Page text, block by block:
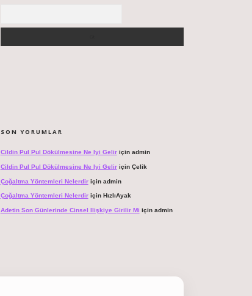
SON YORUMLAR
Cildin Pul Pul Dökülmesine Ne Iyi Geliriçin admin
Cildin Pul Pul Dökülmesine Ne Iyi Geliriçin Çelik
Çoğaltma Yöntemleri Nelerdiriçin admin
Çoğaltma Yöntemleri Nelerdiriçin HızlıAyak
Adetin Son Günlerinde Cinsel Ilişkiye Girilir Mi için admin